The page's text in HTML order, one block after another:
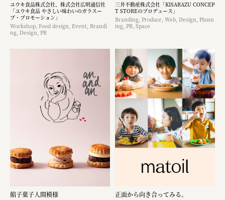
ユウキ食品株式会社、株式会社広明通信社
「ユウキ食品 やさしい味わいのガラスー
プ・プロモーション」
Workshop, Food design, Event, Brandi
ng, Design, PR
三井不動産株式会社「KISARAZU CONCEP
T STOREのプロデュース」
Branding, Produce, Web, Design, Plann
ing, PR, Space
餡子菓子人間模様 正面から向き合ってみる。